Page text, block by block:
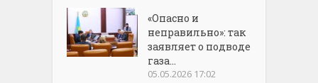
«Опасно и
неправильно»: так
заявляет о подводе
газа...
05.05.2026 17:02